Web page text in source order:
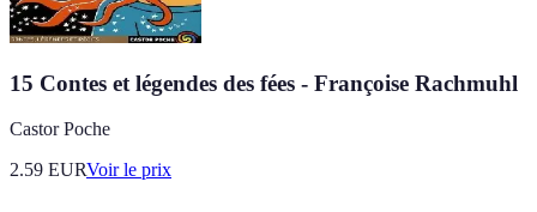
15 Contes et légendes des fées - Françoise Rachmuhl
Castor Poche
2.59 EURVoir le prix